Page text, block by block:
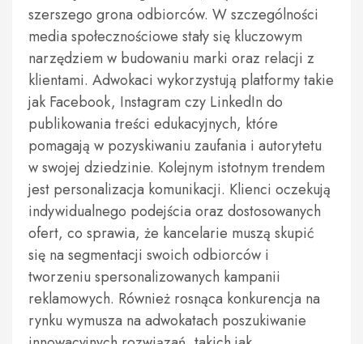
szerszego grona odbiorców. W szczególności
media społecznościowe stały się kluczowym
narzędziem w budowaniu marki oraz relacji z
klientami. Adwokaci wykorzystują platformy takie
jak Facebook, Instagram czy LinkedIn do
publikowania treści edukacyjnych, które
pomagają w pozyskiwaniu zaufania i autorytetu
w swojej dziedzinie. Kolejnym istotnym trendem
jest personalizacja komunikacji. Klienci oczekują
indywidualnego podejścia oraz dostosowanych
ofert, co sprawia, że kancelarie muszą skupić
się na segmentacji swoich odbiorców i
tworzeniu spersonalizowanych kampanii
reklamowych. Również rosnąca konkurencja na
rynku wymusza na adwokatach poszukiwanie